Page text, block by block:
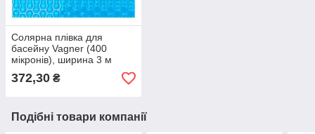
Солярна плівка для
басейну Vagner (400
мікронів), ширина 3 м
372,30 ₴
Подібні товари компанії